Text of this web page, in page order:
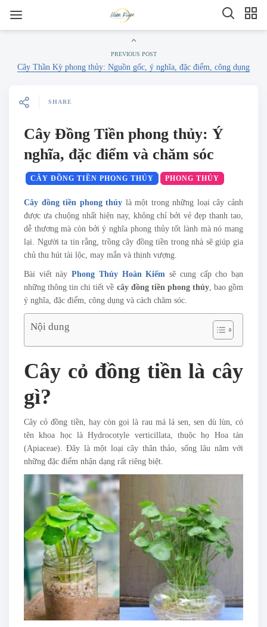
PREVIOUS POST
Cây Thần Kỳ phong thủy: Nguồn gốc, ý nghĩa, đặc điểm, công dụng
SHARE
Cây Đồng Tiền phong thủy: Ý
nghĩa, đặc điểm và chăm sóc
CÂY ĐỒNG TIỀN PHONG THỦY PHONG THỦY
Cây đồng tiền phong thủy là một trong những loại cây cảnh
được ưa chuộng nhất hiện nay, không chỉ bởi vẻ đẹp thanh tao,
dễ thương mà còn bởi ý nghĩa phong thủy tốt lành mà nó mang
lại. Người ta tin rằng, trồng cây đồng tiền trong nhà sẽ giúp gia
chủ thu hút tài lộc, may mắn và thịnh vượng.
Bài viết nàyPhong Thủy Hoàn Kiếm sẽ cung cấp cho bạn
những thông tin chi tiết về cây đồng tiền phong thủy, bao gồm
ý nghĩa, đặc điểm, công dụng và cách chăm sóc.
Nội dung
Cây cỏ đồng tiền là cây
gì?
Cây cỏ đồng tiền, hay còn gọi là rau má lá sen, sen dù lùn, có
tên khoa học là Hydrocotyle verticillata, thuộc họ Hoa tán
(Apiaceae). Đây là một loại cây thân thảo, sống lâu năm với
những đặc điểm nhận dạng rất riêng biệt.